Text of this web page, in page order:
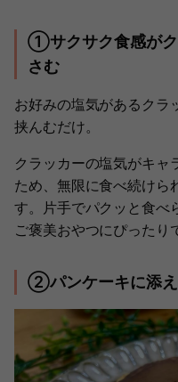
①サクサク食感がク
さむ
お好みの塩気があるクラ
挟んむだけ。
クラッカーの塩気がキャ
ため、無限に食べ続けら
す。片手でパクッと食べ
ご褒美おやつにぴったり
②パンケーキに添